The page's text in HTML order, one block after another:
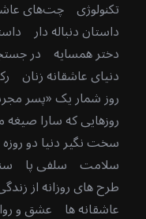
تکنولوژی چت‌های
داستان دنباله دار
دختر همسایه در
دنیای عاشقانه زنان
روز شمار یک «پسر
روزهایی که سارا صیغه
سخت نگیر دنیا دو روزه
سلامت سلفی پا
طرح های روزانه از
عاشقانه ها عشق و